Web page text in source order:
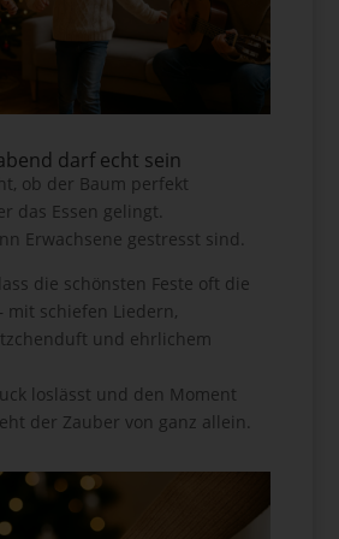
darf echt sein
ob der Baum perfekt
das Essen gelingt.
Erwachsene gestresst sind.
die schönsten Feste oft die
mit schiefen Liedern,
und ehrlichem
loslässt und den Moment
der Zauber von ganz allein.